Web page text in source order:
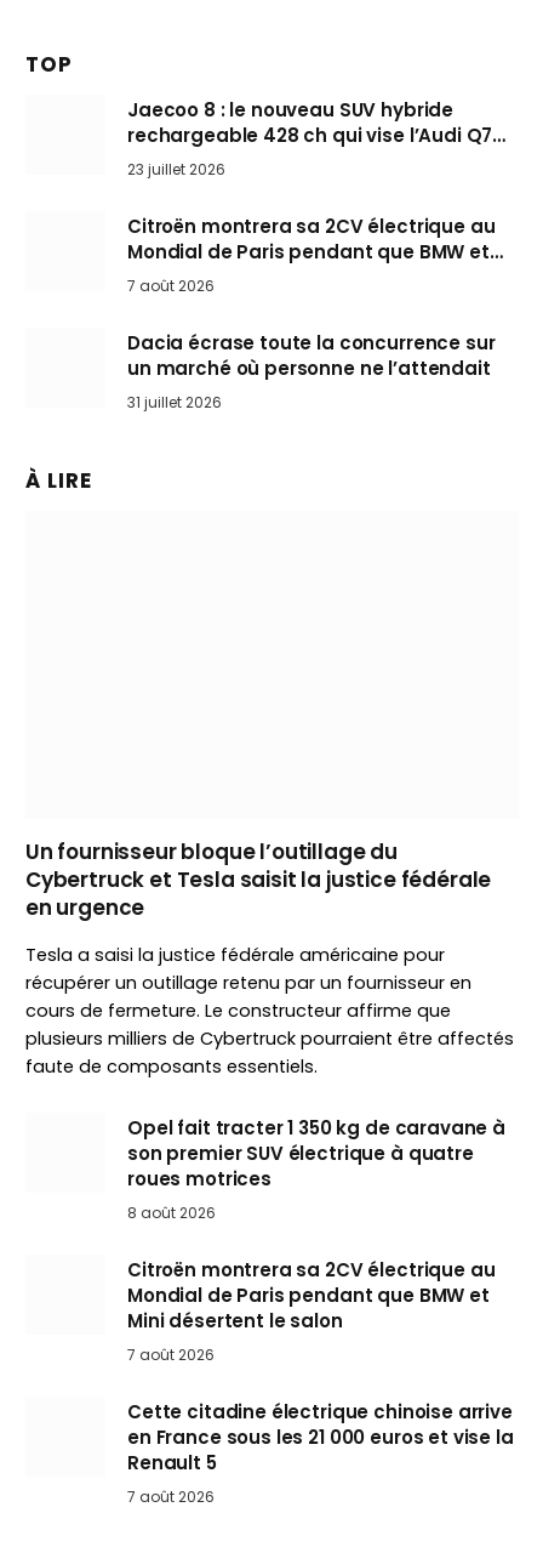
TOP
Jaecoo 8 : le nouveau SUV hybride
rechargeable 428 ch qui vise l’Audi Q7
arrive en Europe cet automne
23 juillet 2026
Citroën montrera sa 2CV électrique au
Mondial de Paris pendant que BMW et
Mini désertent le salon
7 août 2026
Dacia écrase toute la concurrence sur
un marché où personne ne l’attendait
31 juillet 2026
À LIRE
Un fournisseur bloque l’outillage du
Cybertruck et Tesla saisit la justice fédérale
en urgence
Tesla a saisi la justice fédérale américaine pour
récupérer un outillage retenu par un fournisseur en
cours de fermeture. Le constructeur affirme que
plusieurs milliers de Cybertruck pourraient être affectés
faute de composants essentiels.
Opel fait tracter 1 350 kg de caravane à
son premier SUV électrique à quatre
roues motrices
8 août 2026
Citroën montrera sa 2CV électrique au
Mondial de Paris pendant que BMW et
Mini désertent le salon
7 août 2026
Cette citadine électrique chinoise arrive
en France sous les 21 000 euros et vise la
Renault 5
7 août 2026